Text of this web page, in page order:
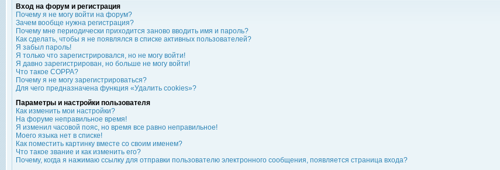
Вход на форум и регистрация
Почему я не могу войти на форум?
Зачем вообще нужна регистрация?
Почему мне периодически приходится заново вводить имя и пароль?
Как сделать, чтобы я не появлялся в списке активных пользователей?
Я забыл пароль!
Я только что зарегистрировался, но не могу войти!
Я давно зарегистрирован, но больше не могу войти!
Что такое COPPA?
Почему я не могу зарегистрироваться?
Для чего предназначена функция «Удалить cookies»?
Параметры и настройки пользователя
Как изменить мои настройки?
На форуме неправильное время!
Я изменил часовой пояс, но время все равно неправильное!
Моего языка нет в списке!
Как поместить картинку вместе со своим именем?
Что такое звание и как изменить его?
Почему, когда я нажимаю ссылку для отправки пользователю электронного сообщения, появляется страница входа?